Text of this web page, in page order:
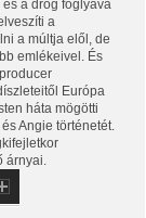
a drog foglyává
a
a múltja elől, de
emlékeivel. És
Európa
háta mögötti
Angie történetét.
árnyai.